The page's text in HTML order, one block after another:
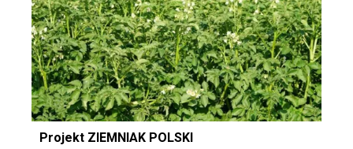
Projekt ZIEMNIAK POLSKI